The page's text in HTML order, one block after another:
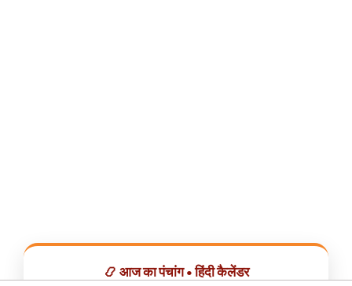
📿 आज का पंचांग • हिंदी कैलेंडर